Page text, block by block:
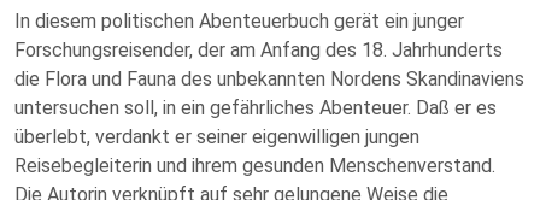
In diesem politischen Abenteuerbuch gerät ein junger
Forschungsreisender, der am Anfang des 18. Jahrhunderts
die Flora und Fauna des unbekannten Nordens Skandinaviens
untersuchen soll, in ein gefährliches Abenteuer. Daß er es
überlebt, verdankt er seiner eigenwilligen jungen
Reisebegleiterin und ihrem gesunden Menschenverstand.
Die Autorin verknüpft auf sehr gelungene Weise die